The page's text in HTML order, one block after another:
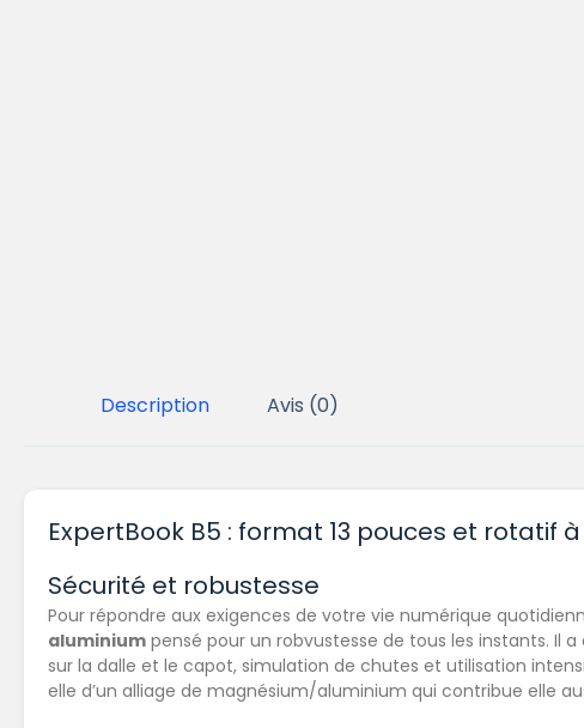
Description Avis (0)
ExpertBook B5 : format 13 pouces et rotatif à
Sécurité et robustesse
Pour répondre aux exigences de votre vie numérique
aluminium pensé pour un robvustesse de tous les instants. Il
sur la dalle et le capot, simulation de chutes et utilisation
elle d’un alliage de magnésium/aluminium qui contribue elle